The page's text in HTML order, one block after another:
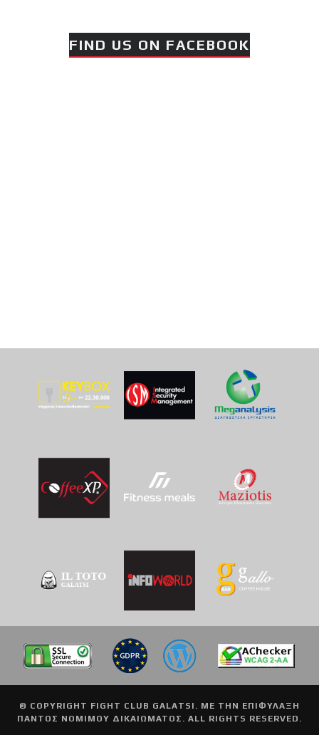
FIND US ON FACEBOOK
© COPYRIGHT FIGHT CLUB GALATSI . ΜΕ ΤΗΝ ΕΠΙΦΥΛΑΞΗ
ΠΑΝΤΟΣ ΝΟΜΙΜΟΥ ΔΙΚΑΙΩΜΑΤΟΣ. ALL RIGHTS RESERVED.